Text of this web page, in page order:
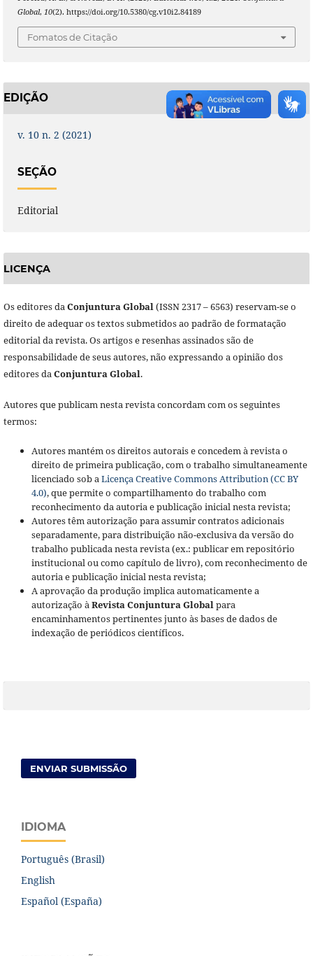
Global, 10(2). https://doi.org/10.5380/cg.v10i2.84189
Fomatos de Citação
EDIÇÃO
v. 10 n. 2 (2021)
SEÇÃO
Editorial
LICENÇA
Os editores daConjuntura Global(ISSN 2317 – 6563) reservam-se o
direito de adequar os textos submetidos ao padrão de formatação
editorial da revista. Os artigos e resenhas assinados são de
responsabilidade de seus autores, não expressando a opinião dos
editores daConjuntura Global.
Autores que publicam nesta revista concordam com os seguintes
termos:
Autores mantém os direitos autorais e concedem à revista o
direito de primeira publicação, com o trabalho simultaneamente
licenciado sob aLicença Creative Commons Attribution (CC BY
4.0), que permite o compartilhamento do trabalho com
reconhecimento da autoria e publicação inicial nesta revista;
Autores têm autorização para assumir contratos adicionais
separadamente, para distribuição não-exclusiva da versão do
trabalho publicada nesta revista (ex.: publicar em repositório
institucional ou como capítulo de livro), com reconhecimento de
autoria e publicação inicial nesta revista;
A aprovação da produção implica automaticamente a
autorização àRevista Conjuntura Globalpara
encaminhamentos pertinentes junto às bases de dados de
indexação de periódicos científicos.
ENVIAR SUBMISSÃO
IDIOMA
Português (Brasil)
English
Español (España)